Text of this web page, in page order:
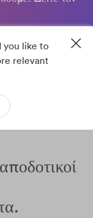
you like to
relevant